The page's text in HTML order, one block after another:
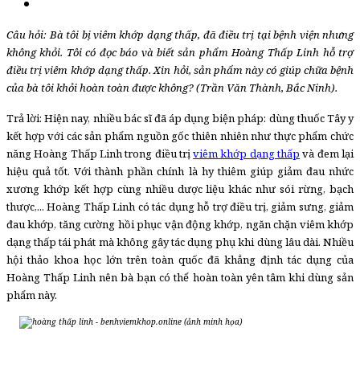
Câu hỏi: Bà tôi bị viêm khớp dạng thấp, đã điều trị tại bệnh viện nhưng
không khỏi. Tôi có đọc báo và biết sản phẩm Hoàng Thấp Linh hỗ trợ
điều trị viêm khớp dạng thấp. Xin hỏi, sản phẩm này có giúp chữa bệnh
của bà tôi khỏi hoàn toàn được không? (Trần Văn Thành, Bắc Ninh).
Trả lời: Hiện nay, nhiều bác sĩ đã áp dụng biện pháp: dùng thuốc Tây y
kết hợp với các sản phẩm nguồn gốc thiên nhiên như thực phẩm chức
năng Hoàng Thấp Linh trong điều trịviêm khớp dạng thấp và đem lại
hiệu quả tốt. Với thành phần chính là hy thiêm giúp giảm đau nhức
xương khớp kết hợp cùng nhiều dược liệu khác như sói rừng, bạch
thược,... Hoàng Thấp Linh có tác dụng hỗ trợ điều trị, giảm sưng, giảm
đau khớp, tăng cường hồi phục vận động khớp, ngăn chặn viêm khớp
dạng thấptái phát mà không gây tác dụng phụ khi dùng lâu dài. Nhiều
hội thảo khoa học lớn trên toàn quốc đã khẳng định tác dụng của
Hoàng Thấp Linh nên bà bạn có thể hoàn toàn yên tâm khi dùng sản
phẩm này.